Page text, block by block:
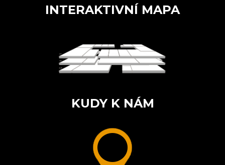
INTERAKTIVNÍ MAPA
KUDY K NÁM